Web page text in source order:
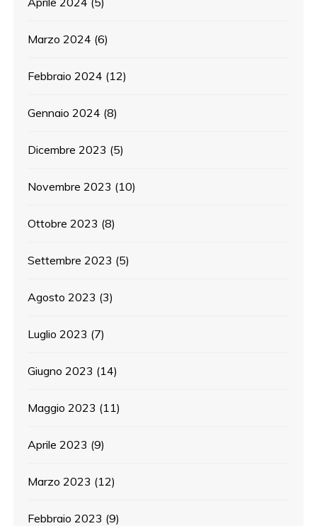
Marzo 2024 (6)
Febbraio 2024 (12)
Gennaio 2024 (8)
Dicembre 2023 (5)
Novembre 2023 (10)
Ottobre 2023 (8)
Settembre 2023 (5)
Agosto 2023 (3)
Luglio 2023 (7)
Giugno 2023 (14)
Maggio 2023 (11)
Aprile 2023 (9)
Marzo 2023 (12)
Febbraio 2023 (9)